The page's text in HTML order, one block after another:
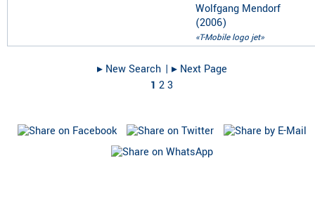
Wolfgang Mendorf
(2006)
«T-Mobile logo jet»
▸︎ New Search | ▸︎ Next Page
1 23